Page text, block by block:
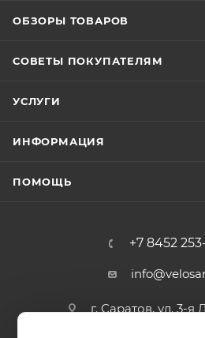
ОБЗОРЫ ТОВАРОВ
СОВЕТЫ ПОКУПАТЕЛЯМ
УСЛУГИ
ИНФОРМАЦИЯ
ПОМОЩЬ
+7 8452
г. Саратов, ул. 3-я